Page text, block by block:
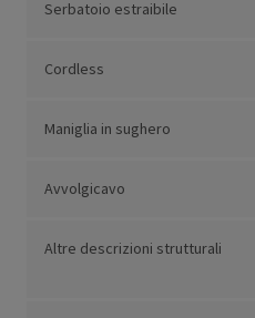
Serbatoio estraibile
Cordless
Maniglia in sughero
Avvolgicavo
Altre descrizioni strutturali